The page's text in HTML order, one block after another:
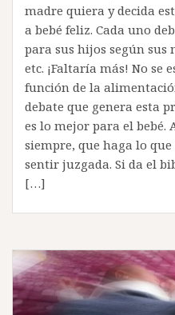
madre quiera y decida
a bebé feliz. Cada uno
para sus hijos según sus
etc. ¡Faltaría más! No se
función de la
debate que genera esta
es lo mejor para el bebé.
siempre, que haga lo
sentir juzgada. Si da el
[…]